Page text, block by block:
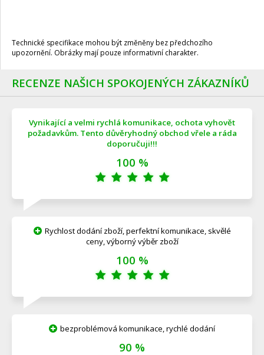
Technické specifikace mohou být změněny bez předchozího
upozornění. Obrázky mají pouze informativní charakter.
RECENZE NAŠICH SPOKOJENÝCH ZÁKAZNÍKŮ
Vynikající a velmi rychlá komunikace, ochota vyhovět
požadavkům. Tento důvěryhodný obchod vřele a ráda
doporučuji!!!
100 %
Rychlost dodání zboží, perfektní komunikace, skvělé
ceny, výborný výběr zboží
100 %
bezproblémová komunikace, rychlé dodání
90 %